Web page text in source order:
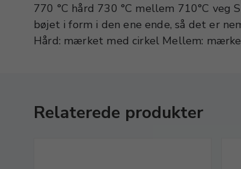
770 °C hård 730 °C mellem 710°C veg
bøjet i form i den ene ende, så det er
Hård: mærket med cirkel Mellem:
klippe af selv i små stykker. Har man
Relaterede produkter